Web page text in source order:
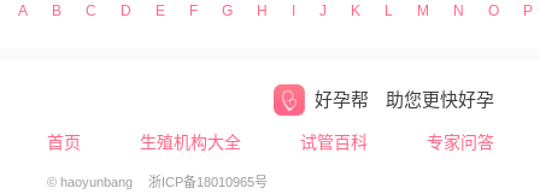
A
B C D E F G H I J K L M N O P
好孕帮 助您更快好孕
首页 生殖机构大全 试管百科 专家问答
© haoyunbang 浙ICP备18010965号